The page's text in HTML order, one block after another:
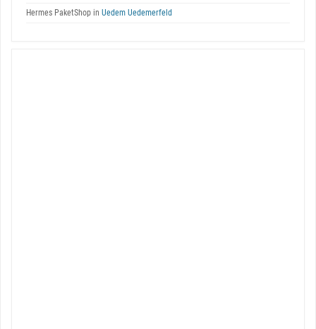
Hermes PaketShop in Uedem Uedemerfeld